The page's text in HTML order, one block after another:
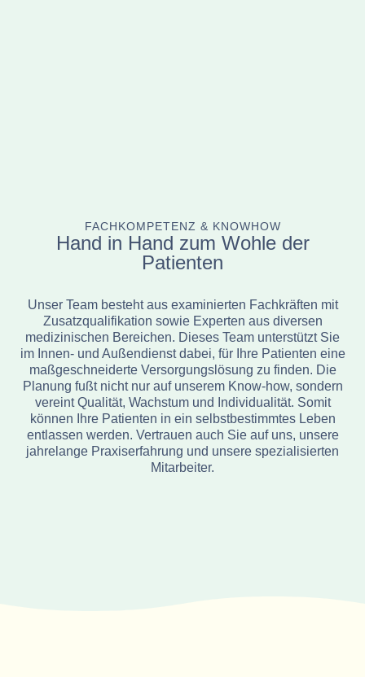
FACHKOMPETENZ & KNOWHOW
Hand in Hand zum Wohle der
Patienten
Unser Team besteht aus examinierten Fachkräften mit
Zusatzqualifikation sowie Experten aus diversen
medizinischen Bereichen. Dieses Team unterstützt Sie
im Innen- und Außendienst dabei, für Ihre Patienten eine
maßgeschneiderte Versorgungslösung zu finden. Die
Planung fußt nicht nur auf unserem Know-how, sondern
vereint Qualität, Wachstum und Individualität. Somit
können Ihre Patienten in ein selbstbestimmtes Leben
entlassen werden. Vertrauen auch Sie auf uns, unsere
jahrelange Praxiserfahrung und unsere spezialisierten
Mitarbeiter.